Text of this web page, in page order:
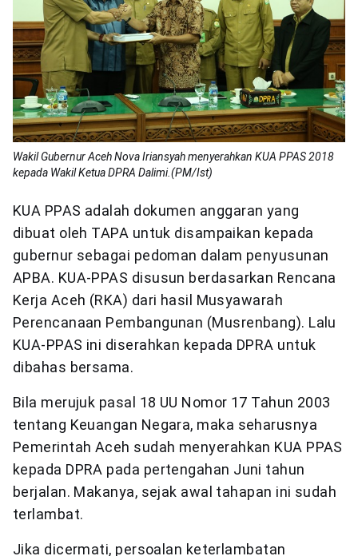
Wakil Gubernur Aceh Nova Iriansyah menyerahkan KUA PPAS 2018
kepada Wakil Ketua DPRA Dalimi.(PM/Ist)
KUA PPAS adalah dokumen anggaran yang
dibuat oleh TAPA untuk disampaikan kepada
gubernur sebagai pedoman dalam penyusunan
APBA. KUA-PPAS disusun berdasarkan Rencana
Kerja Aceh (RKA) dari hasil Musyawarah
Perencanaan Pembangunan (Musrenbang). Lalu
KUA-PPAS ini diserahkan kepada DPRA untuk
dibahas bersama.
Bila merujuk pasal 18 UU Nomor 17 Tahun 2003
tentang Keuangan Negara, maka seharusnya
Pemerintah Aceh sudah menyerahkan KUA PPAS
kepada DPRA pada pertengahan Juni tahun
berjalan. Makanya, sejak awal tahapan ini sudah
terlambat.
Jika dicermati, persoalan keterlambatan